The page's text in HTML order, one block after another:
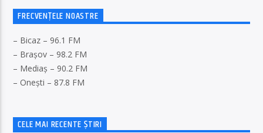
FRECVENȚELE NOASTRE
– Bicaz – 96.1 FM
– Brașov – 98.2 FM
– Mediaș – 90.2 FM
– Onești – 87.8 FM
CELE MAI RECENTE ȘTIRI